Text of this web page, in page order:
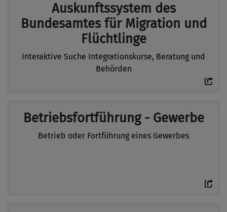
Auskunftssystem des
Bundesamtes für Migration und
Flüchtlinge
Interaktive Suche Integrationskurse, Beratung und
Behörden
Betriebsfortführung - Gewerbe
Betrieb oder Fortführung eines Gewerbes